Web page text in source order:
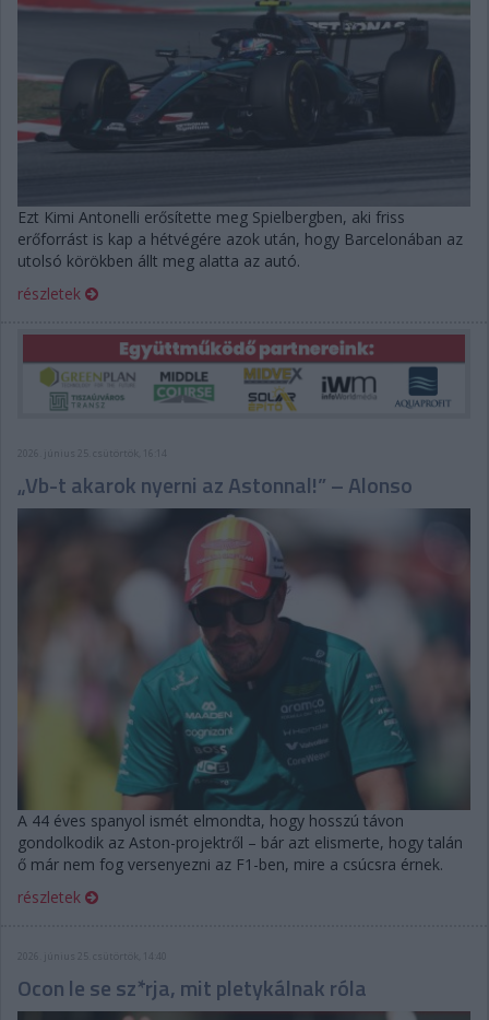
Ezt Kimi Antonelli erősítette meg Spielbergben, aki friss
erőforrást is kap a hétvégére azok után, hogy Barcelonában az
utolsó körökben állt meg alatta az autó.
részletek
2026. június 25. csütörtök, 16:14
„Vb-t akarok nyerni az Astonnal!” – Alonso
A 44 éves spanyol ismét elmondta, hogy hosszú távon
gondolkodik az Aston-projektről – bár azt elismerte, hogy talán
ő már nem fog versenyezni az F1-ben, mire a csúcsra érnek.
részletek
2026. június 25. csütörtök, 14:40
Ocon le se sz*rja, mit pletykálnak róla